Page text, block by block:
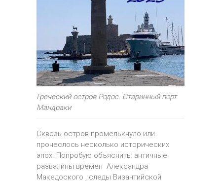
Греческий остров Родос. Старинный порт
Мандраки
Сквозь остров промелькнуло или
пронеслось несколько исторических
эпох. Попробую объяснить: античные
развалины времен Александра
Македоского , следы Византийской